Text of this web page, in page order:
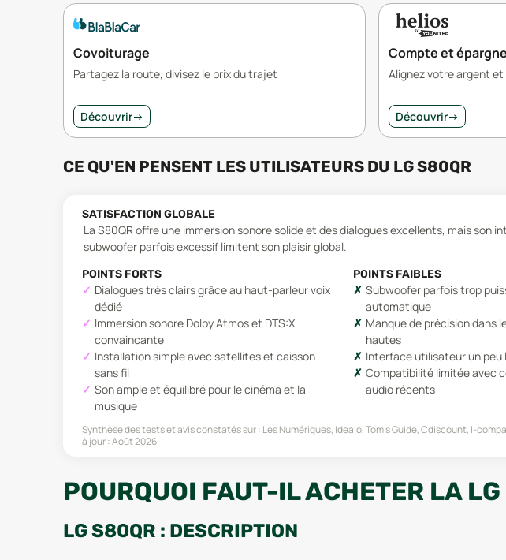
Covoiturage
Partagez la route, divisez le prix du trajet
Découvrir→
Compte et épargne
Alignez votre argent et
Découvrir→
CE QU'EN PENSENT LES UTILISATEURS DU LG S80QR
SATISFACTION GLOBALE
La S80QR offre une immersion sonore solide et des dialogues excellents, mais son
subwoofer parfois excessif limitent son plaisir global.
POINTS FORTS
Dialogues très clairs grâce au haut-parleur voix
dédié
Immersion sonore Dolby Atmos et DTS:X
convaincante
Installation simple avec satellites et caisson
sans fil
Son ample et équilibré pour le cinéma et la
musique
POINTS FAIBLES
Subwoofer parfois trop
automatique
Manque de précision dans
hautes
Interface utilisateur un
Compatibilité limitée avec
audio récents
Synthèse des tests et avis constatés sur : Les Numériques, Idealo, Tom's Guide, Cdiscount, I-
à jour :Août 2026
POURQUOI FAUT-IL ACHETER LA
LG S80QR : DESCRIPTION